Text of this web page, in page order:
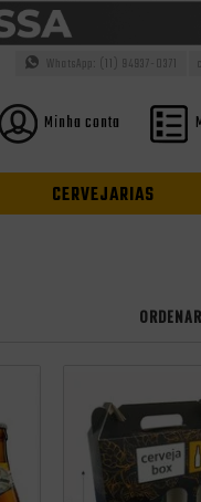
WhatsApp: (11) 94937-0371
Minha conta
CERVEJARIAS